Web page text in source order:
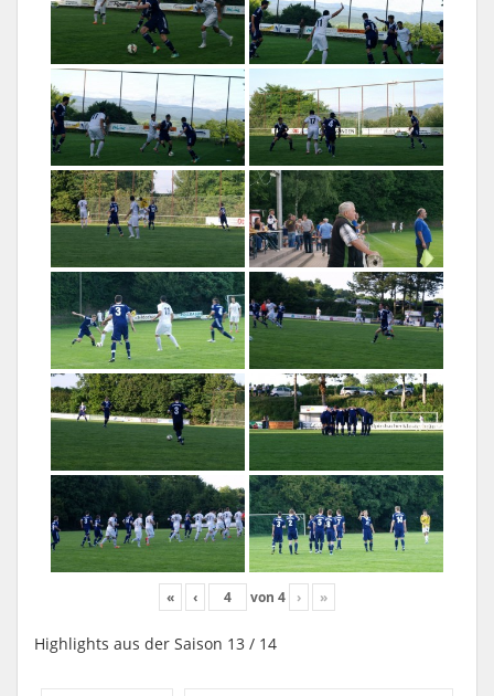
« ‹ von 4 › »
Highlights aus der Saison 13 / 14